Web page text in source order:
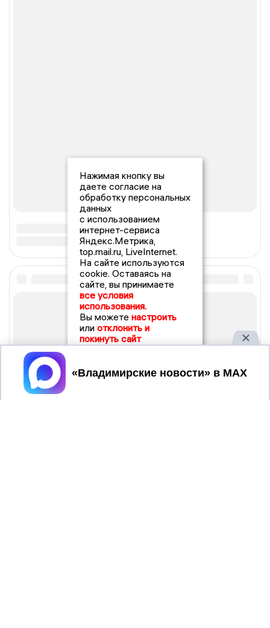
Нажимая кнопку вы
даете согласие на
обработку персональных
данных
с использованием
интернет-сервиса
Яндекс.Метрика,
top.mail.ru, LiveInternet.
На сайте используются
cookie. Оставаясь на
сайте, вы принимаете
все условия
использования.
Вы можете настроить
или отклонить и
покинуть сайт
Принять